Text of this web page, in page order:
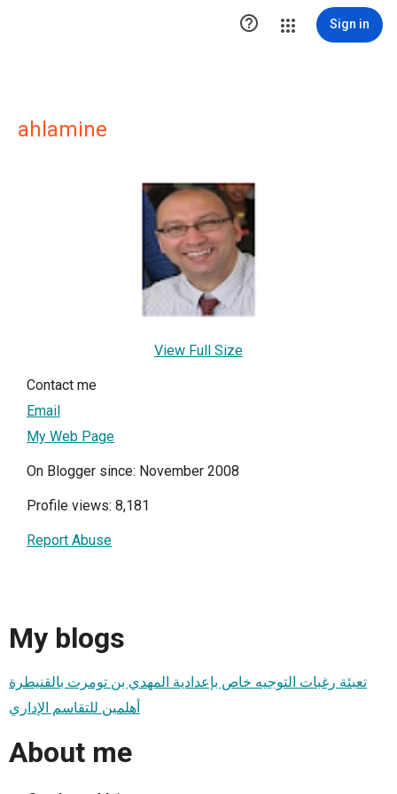
 Sign in
ahlamine
View Full Size
Contact me
Email
My Web Page
On Blogger since: November 2008
Profile views: 8,181
Report Abuse
My blogs
تعبئة رغبات التوجيه خاص بإعدادية المهدي بن تومرت بالقنيطرة
أهلمين للتقاسم الإداري
About me